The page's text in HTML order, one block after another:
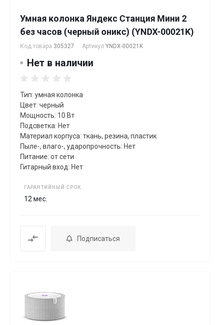
Умная колонка Яндекс Станция Мини 2
без часов (черный оникс) (YNDX-00021K)
Код товара 305327 Артикул YNDX-00021K
Нет в наличии
Тип: умная колонка
Цвет: черный
Мощность: 10 Вт
Подсветка: Нет
Материал корпуса: ткань, резина, пластик
Пыле-, влаго-, ударопрочность: Нет
Питание: от сети
Гитарный вход: Нет
ГАРАНТИЙНЫЙ СРОК
12 мес.
Подписаться